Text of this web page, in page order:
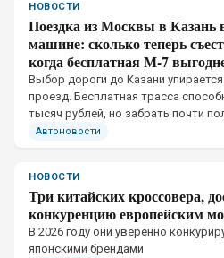
НОВОСТИ
Поездка из Москвы в Казань
машине: сколько теперь
когда бесплатная М-7
Выбор дороги до Казани
проезд. Бесплатная трасса
тысяч рублей, но забрать почти
Автоновости
НОВОСТИ
Три китайских кроссовера,
конкуренцию европейским
В 2026 году они уверенно
японскими брендами